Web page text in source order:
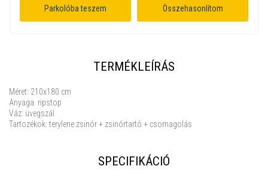
Parkolóba teszem Összehasonlítom
TERMÉKLEÍRÁS
Méret: 210x180 cm
Anyaga: ripstop
Váz: üvegszál
Tartozékok: terylene zsinór + zsinórtartó + csomagolás
SPECIFIKÁCIÓ